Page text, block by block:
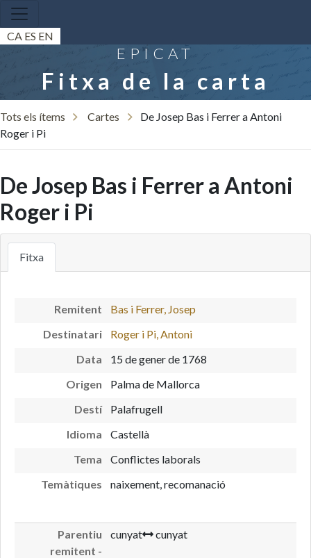
CA ES EN
EPICAT
Fitxa de la carta
Tots els ítems Cartes
De Josep Bas i Ferrer a Antoni
Roger i Pi
De Josep Bas i Ferrer a Antoni
Roger i Pi
Fitxa
Remitent
Bas i Ferrer, Josep
Destinatari
Roger i Pi, Antoni
Data
15 de gener de 1768
Origen
Palma de Mallorca
Destí
Palafrugell
Idioma
Castellà
Tema
Conflictes laborals
Temàtiques
naixement, recomanació
Parentiu
remitent -
cunyat cunyat